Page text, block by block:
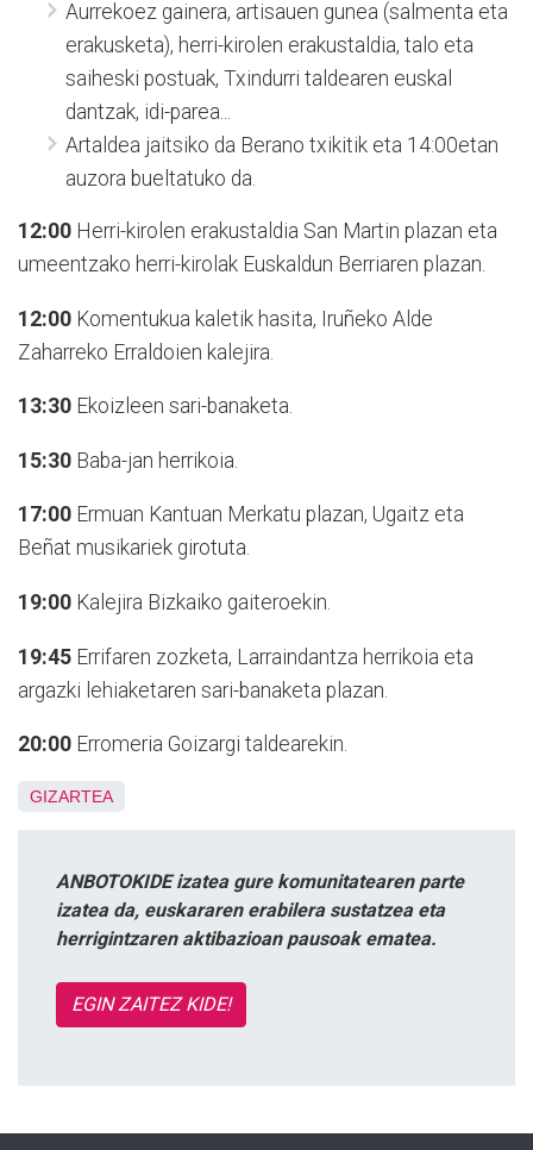
Aurrekoez gainera, artisauen gunea (salmenta eta
erakusketa), herri-kirolen erakustaldia, talo eta
saiheski postuak, Txindurri taldearen euskal
dantzak, idi-parea...
Artaldea jaitsiko da Berano txikitik eta 14:00etan
auzora bueltatuko da.
12:00 Herri-kirolen erakustaldia San Martin plazan eta
umeentzako herri-kirolak Euskaldun Berriaren plazan.
12:00 Komentukua kaletik hasita, Iruñeko Alde
Zaharreko Erraldoien kalejira.
13:30 Ekoizleen sari-banaketa.
15:30 Baba-jan herrikoia.
17:00 Ermuan Kantuan Merkatu plazan, Ugaitz eta
Beñat musikariek girotuta.
19:00 Kalejira Bizkaiko gaiteroekin.
19:45 Errifaren zozketa, Larraindantza herrikoia eta
argazki lehiaketaren sari-banaketa plazan.
20:00 Erromeria Goizargi taldearekin.
GIZARTEA
ANBOTOKIDE izatea gure komunitatearen parte
izatea da, euskararen erabilera sustatzea eta
herrigintzaren aktibazioan pausoak ematea.
EGIN ZAITEZ KIDE!